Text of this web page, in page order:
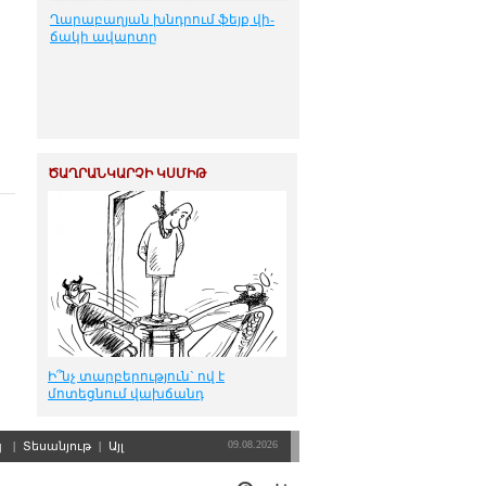
Ղա­րա­բա­ղ­յան խնդ­րում ֆեյք վի­
ճա­կի ա­վար­տը
ԾԱՂՐԱՆԿԱՐՉԻ ԿՍՄԻԹ
Ի՞նչ տարբերություն` ով է
մոտեցնում վախճանդ
| Տեսանյութ | Այլ 09.08.2026